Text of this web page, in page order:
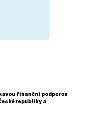
finanční podporou
republiky a